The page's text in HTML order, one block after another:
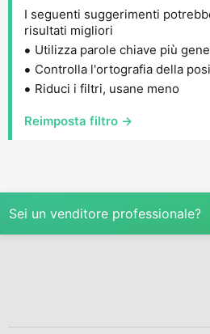
I seguenti suggerimenti
risultati migliori
Utilizza parole chiave più
Controlla l'ortografia della
Riduci i filtri, usane meno
Reimposta filtro →
Sei un venditore professionale?